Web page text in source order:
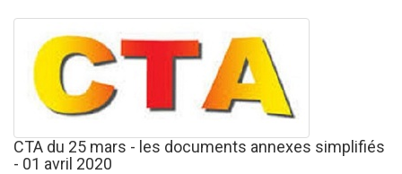
CTA du 25 mars - les documents annexes simplifiés
- 01 avril 2020